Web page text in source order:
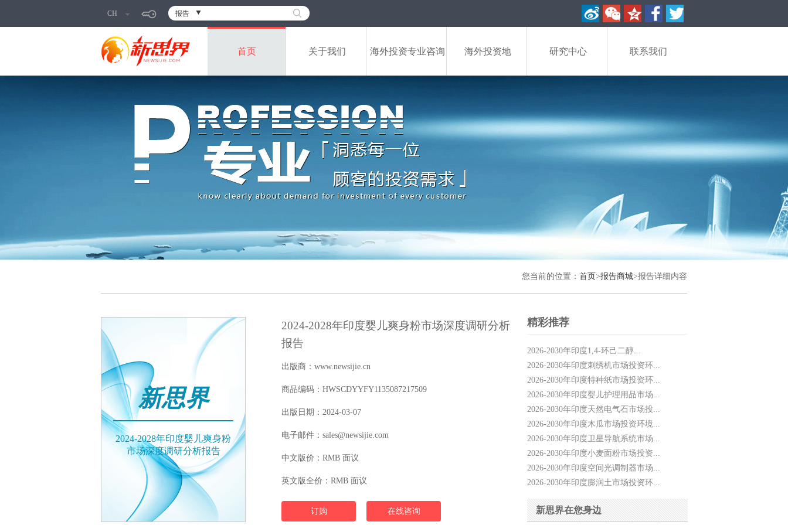
CH 报告
首页 关于我们 海外投资专业咨询 海外投资地 研究中心 联系我们
您当前的位置： 首页>报告商城>报告详细内容
新思界
2024-2028年印度婴儿爽身粉
市场深度调研分析报告
2024-2028年印度婴儿爽身粉市场深度调研分析
报告
出版商：www.newsijie.cn
商品编码：HWSCDYYFY1135087217509
出版日期：2024-03-07
电子邮件：sales@newsijie.com
中文版价：RMB 面议
英文版全价：RMB 面议
订购 在线咨询
精彩推荐
2026-2030年印度1,4-环己二醇...
2026-2030年印度刺绣机市场投资环...
2026-2030年印度特种纸市场投资环...
2026-2030年印度婴儿护理用品市场...
2026-2030年印度天然电气石市场投...
2026-2030年印度木瓜市场投资环境...
2026-2030年印度卫星导航系统市场...
2026-2030年印度小麦面粉市场投资...
2026-2030年印度空间光调制器市场...
2026-2030年印度膨润土市场投资环...
新思界在您身边